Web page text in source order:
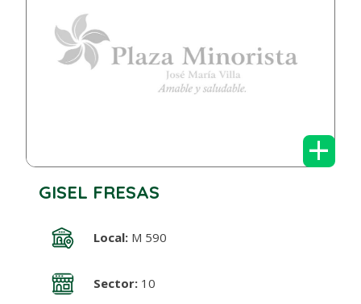
+
GISEL FRESAS
Local:M 590
Sector:10